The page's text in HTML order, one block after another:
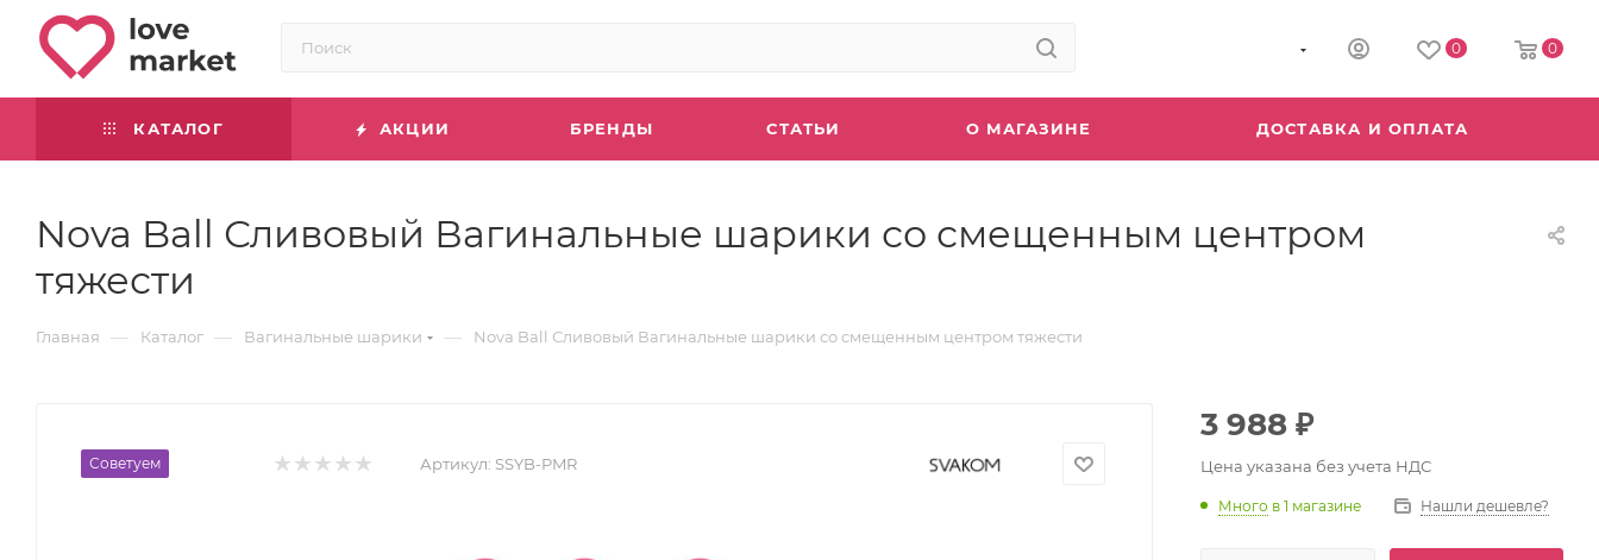
0 0
КАТАЛОГ АКЦИИ БРЕНДЫ СТАТЬИ О МАГАЗИНЕ ДОСТАВКА И ОПЛАТА
Nova Ball Сливовый Вагинальные шарики со смещенным центром
тяжести
Главная — Каталог — Вагинальные шарики — Nova Ball Сливовый Вагинальные шарики со смещенным центром тяжести
Советуем Артикул: SSYB-PMR
3 988 ₽
Цена указана без учета НДС
Много в 1 магазине Нашли дешевле?